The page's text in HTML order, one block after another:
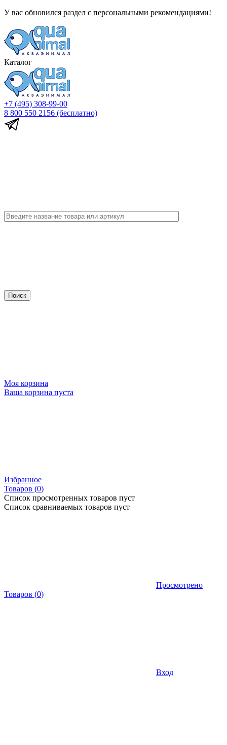
У вас обновился раздел с персональными рекомендациями!
Каталог
+7 (495) 308-99-00
8 800 550 2156 (бесплатно)
Моя корзина
Ваша корзина пуста
Избранное
Товаров (0)
Список просмотренных товаров пуст
Список сравниваемых товаров пуст
Просмотрено
Товаров (0)
Вход